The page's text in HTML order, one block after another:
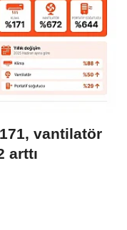
vantilatör
arttı